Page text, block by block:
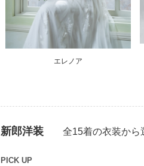
エレノア
新郎洋装 全15着の衣装から
PICK UP